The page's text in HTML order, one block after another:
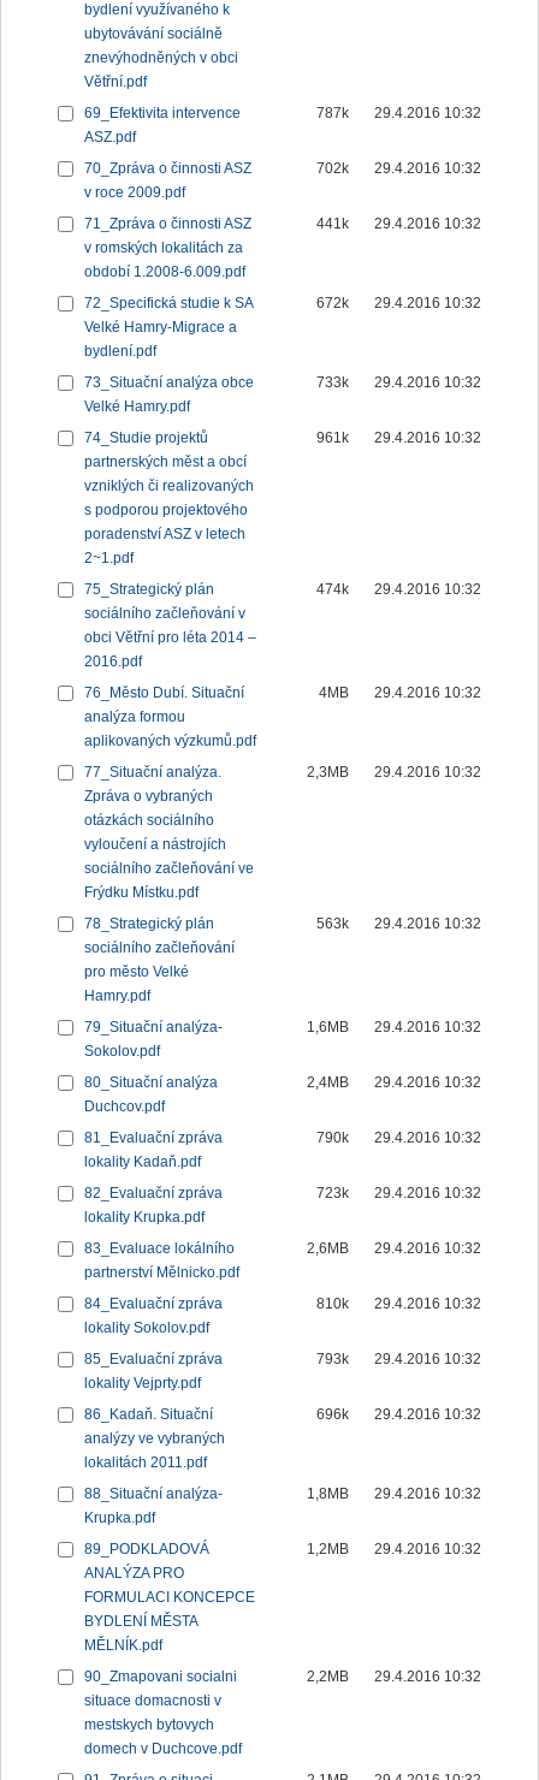
bydlení využívaného k
ubytovávání sociálně
znevýhodněných v obci
Větřní.pdf
69_Efektivita intervence
ASZ.pdf
787k 29.4.2016 10:32
70_Zpráva o činnosti ASZ
v roce 2009.pdf
702k 29.4.2016 10:32
71_Zpráva o činnosti ASZ
v romských lokalitách za
období 1.2008-6.009.pdf
441k 29.4.2016 10:32
72_Specifická studie k SA
Velké Hamry-Migrace a
bydlení.pdf
672k 29.4.2016 10:32
73_Situační analýza obce
Velké Hamry.pdf
733k 29.4.2016 10:32
74_Studie projektů
partnerských měst a obcí
vzniklých či realizovaných
s podporou projektového
poradenství ASZ v letech
2~1.pdf
961k 29.4.2016 10:32
75_Strategický plán
sociálního začleňování v
obci Větřní pro léta 2014 –
2016.pdf
474k 29.4.2016 10:32
76_Město Dubí. Situační
analýza formou
aplikovaných výzkumů.pdf
4MB 29.4.2016 10:32
77_Situační analýza.
Zpráva o vybraných
otázkách sociálního
vyloučení a nástrojích
sociálního začleňování ve
Frýdku Místku.pdf
2,3MB 29.4.2016 10:32
78_Strategický plán
sociálního začleňování
pro město Velké
Hamry.pdf
563k 29.4.2016 10:32
79_Situační analýza-
Sokolov.pdf
1,6MB 29.4.2016 10:32
80_Situační analýza
Duchcov.pdf
2,4MB 29.4.2016 10:32
81_Evaluační zpráva
lokality Kadaň.pdf
790k 29.4.2016 10:32
82_Evaluační zpráva
lokality Krupka.pdf
723k 29.4.2016 10:32
83_Evaluace lokálního
partnerství Mělnicko.pdf
2,6MB 29.4.2016 10:32
84_Evaluační zpráva
lokality Sokolov.pdf
810k 29.4.2016 10:32
85_Evaluační zpráva
lokality Vejprty.pdf
793k 29.4.2016 10:32
86_Kadaň. Situační
analýzy ve vybraných
lokalitách 2011.pdf
696k 29.4.2016 10:32
88_Situační analýza-
Krupka.pdf
1,8MB 29.4.2016 10:32
89_PODKLADOVÁ
ANALÝZA PRO
FORMULACI KONCEPCE
BYDLENÍ MĚSTA
MĚLNÍK.pdf
1,2MB 29.4.2016 10:32
90_Zmapovani socialni
situace domacnosti v
mestskych bytovych
domech v Duchcove.pdf
2,2MB 29.4.2016 10:32